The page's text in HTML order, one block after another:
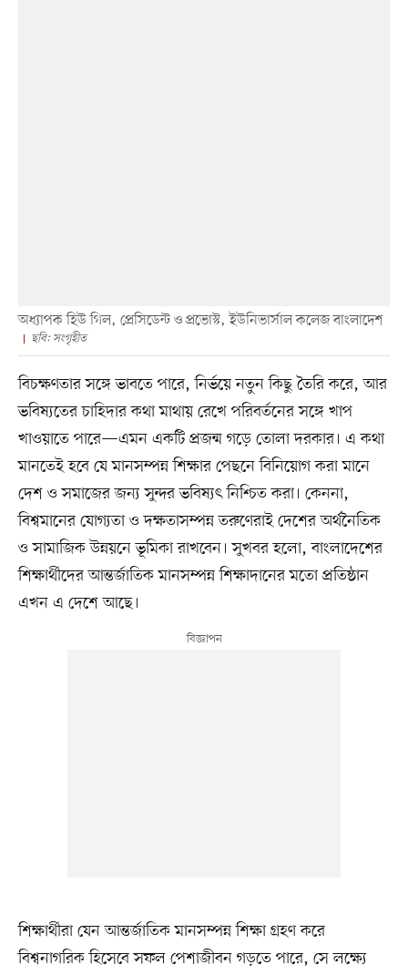
অধ্যাপক হিউ গিল, প্রেসিডেন্ট ও প্রভোস্ট, ইউনিভার্সাল কলেজ বাংলাদেশ
ছবি: সংগৃহীত
বিচক্ষণতার সঙ্গে ভাবতে পারে, নির্ভয়ে নতুন কিছু তৈরি করে, আর
ভবিষ্যতের চাহিদার কথা মাথায় রেখে পরিবর্তনের সঙ্গে খাপ
খাওয়াতে পারে—এমন একটি প্রজন্ম গড়ে তোলা দরকার। এ কথা
মানতেই হবে যে মানসম্পন্ন শিক্ষার পেছনে বিনিয়োগ করা মানে
দেশ ও সমাজের জন্য সুন্দর ভবিষ্যৎ নিশ্চিত করা। কেননা,
বিশ্বমানের যোগ্যতা ও দক্ষতাসম্পন্ন তরুণেরাই দেশের অর্থনৈতিক
ও সামাজিক উন্নয়নে ভূমিকা রাখবেন। সুখবর হলো, বাংলাদেশের
শিক্ষার্থীদের আন্তর্জাতিক মানসম্পন্ন শিক্ষাদানের মতো প্রতিষ্ঠান
এখন এ দেশে আছে।
শিক্ষার্থীরা যেন আন্তর্জাতিক মানসম্পন্ন শিক্ষা গ্রহণ করে
বিশ্বনাগরিক হিসেবে সফল পেশাজীবন গড়তে পারে, সে লক্ষ্যে